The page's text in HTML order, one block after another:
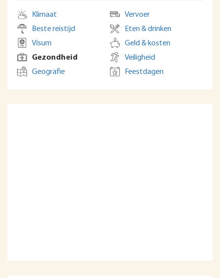
Klimaat
Beste reistijd
Visum
Gezondheid
Geografie
Vervoer
Eten & drinken
Geld & kosten
Veiligheid
Feestdagen